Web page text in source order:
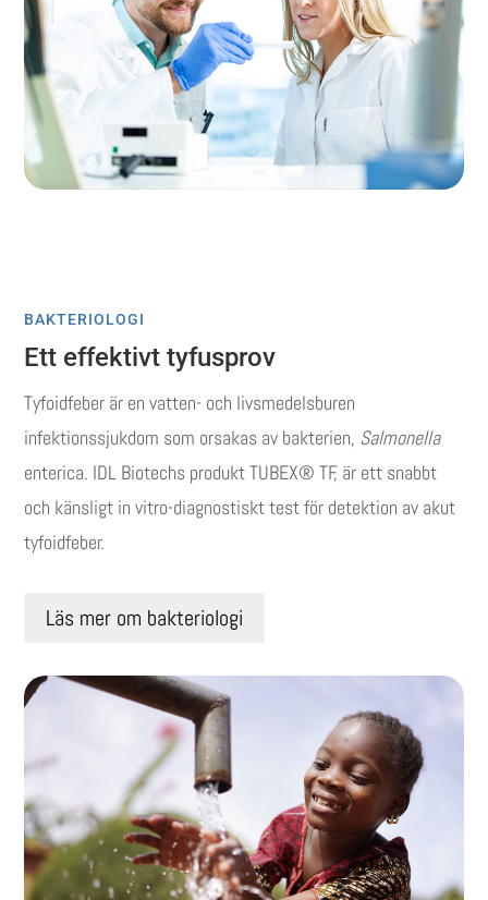
BAKTERIOLOGI
Ett effektivt tyfusprov
Tyfoidfeber är en vatten- och livsmedelsburen
infektionssjukdom som orsakas av bakterien, Salmonella
enterica. IDL Biotechs produkt TUBEX® TF, är ett snabbt
och känsligt in vitro-diagnostiskt test för detektion av akut
tyfoidfeber.
Läs mer om bakteriologi